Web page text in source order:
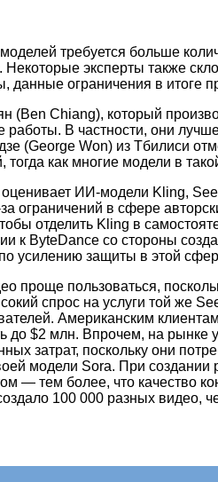
требуется больше
эксперты также
ограничения в итоге
(Ben Chiang), который
работы. В частности, они
(George Won) из Тбилиси
как многие модели в
ИИ-модели Kling,
ограничений в сфере
отделить Kling в
к ByteDance со стороны
усилению защиты в этой
проще пользоваться,
спрос на услуги той же
Американским
до $2 млн. Впрочем, на
затрат, поскольку они
модели Sora. При
— тем более, что качество
100 000 разных